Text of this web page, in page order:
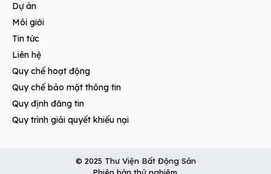
Dự án
Môi giới
Tin tức
Liên hệ
Quy chế hoạt động
Quy chế bảo mật thông tin
Quy định đăng tin
Quy trình giải quyết khiếu nại
© 2025 Thư Viện Bất Động Sản